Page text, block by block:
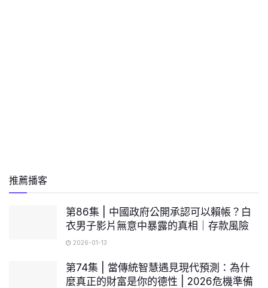
推薦播客
第86集 | 中國政府公開承認可以賴帳？白
衣男子影片無意中暴露的真相｜存款風險
2026-01-13
第74集 | 當傳統智慧遇見現代預測：為什
麼真正的財富是你的德性 | 2026危機準備